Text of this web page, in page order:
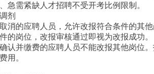
急需紧缺人才招聘不受开考比例限制。
剂
消的应聘人员，允许改报符合条件的其
的岗位，改报审核通过即视为改报成功。
认并缴费的应聘人员不能改报其他岗位
用。